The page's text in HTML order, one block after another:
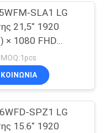
SLA1 LG
21,5" 1920
× 1080 FHD
350 cd/m2
οθόνη LCD
SPZ1 LG
15.6" 1920